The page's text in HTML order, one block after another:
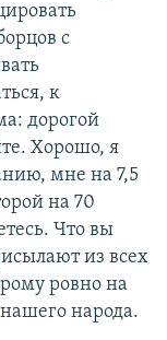
с
к
дорогой
Хорошо, я
мне на 7,5
на 70
Что вы
из всех
ровно на
народа.